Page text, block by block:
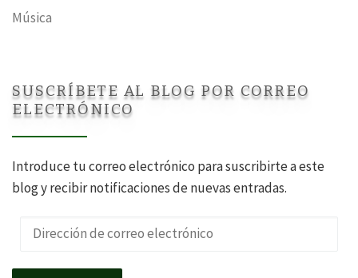
Música
SUSCRÍBETE AL BLOG POR CORREO
ELECTRÓNICO
Introduce tu correo electrónico para suscribirte a este
blog y recibir notificaciones de nuevas entradas.
Dirección de correo electrónico